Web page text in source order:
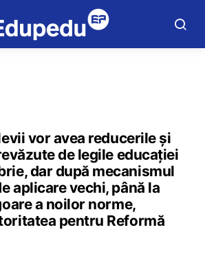
vor avea reducerile și
de legile educației
dar după mecanismul
aplicare vechi, până la
a noilor norme,
pentru Reformă